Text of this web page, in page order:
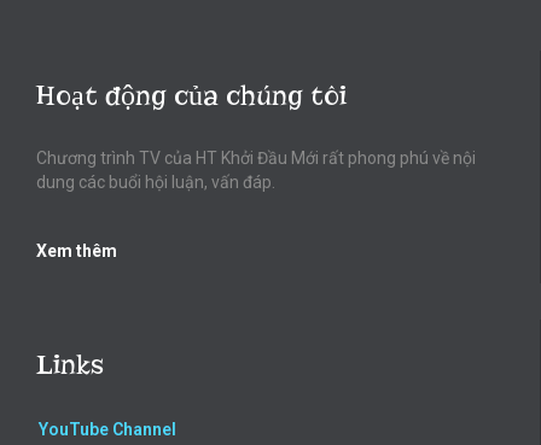
Hoạt động của chúng tôi
Chương trình TV của HT Khởi Đầu Mới rất phong phú về nội
dung các buổi hội luận, vấn đáp.
Xem thêm
Links
YouTube Channel